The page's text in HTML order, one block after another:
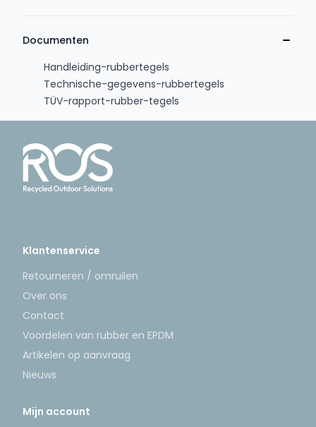
Documenten
Handleiding-rubbertegels
Technische-gegevens-rubbertegels
TÜV-rapport-rubber-tegels
Klantenservice
Retourneren / omruilen
Over ons
Contact
Voordelen van rubber en EPDM
Artikelen op aanvraag
Nieuws
Mijn account